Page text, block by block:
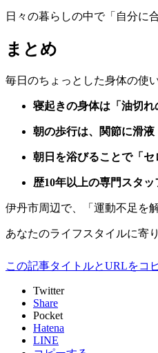
日々の暮らしの中で「自分に
まとめ
毎日のちょっとした身体の使
寝起きの身体は「油切
朝の歩行は、関節に滑
朝日を浴びることで「
歴10年以上の専門スタ
伊丹市周辺で、「運動不足を
あなたのライフスタイルに寄
この記事タイトルとURLをコ
Twitter
Share
Pocket
Hatena
LINE